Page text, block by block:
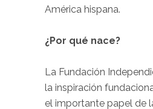
América hispana.
¿Por qué nace?
La Fundación
la inspiración
el importante papel de